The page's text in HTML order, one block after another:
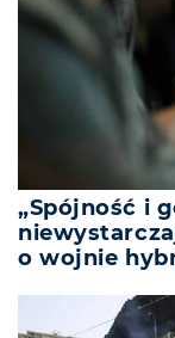
„Spójność i
o wojnie